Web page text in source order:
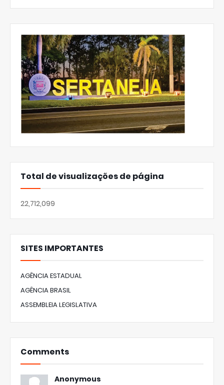
Total de visualizações de página
22,712,099
SITES IMPORTANTES
AGÊNCIA ESTADUAL
AGÊNCIA BRASIL
ASSEMBLEIA LEGISLATIVA
Comments
Anonymous